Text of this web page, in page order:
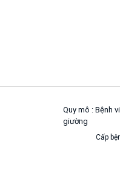
Quy mô :Bệnh
giường
Cấp